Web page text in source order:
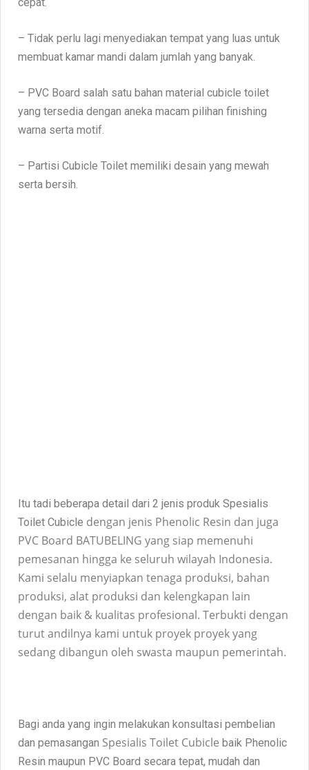
– Tidak perlu lagi menyediakan tempat yang luas untuk
membuat kamar mandi dalam jumlah yang banyak.
– PVC Board salah satu bahan material cubicle toilet
yang tersedia dengan aneka macam pilihan finishing
warna serta motif.
– Partisi Cubicle Toilet memiliki desain yang mewah
serta bersih.
Itu tadi beberapa detail dari 2 jenis produk Spesialis
Toilet Cubicle dengan jenis Phenolic Resin dan juga
PVC Board BATUBELING yang siap memenuhi
pemesanan hingga ke seluruh wilayah Indonesia.
Kami selalu menyiapkan tenaga produksi, bahan
produksi, alat produksi dan kelengkapan lain
dengan baik & kualitas profesional. Terbukti dengan
turut andilnya kami untuk proyek proyek yang
sedang dibangun oleh swasta maupun pemerintah.
Bagi anda yang ingin melakukan konsultasi pembelian
dan pemasangan Spesialis Toilet Cubicle baik Phenolic
Resin maupun PVC Board secara tepat, mudah dan